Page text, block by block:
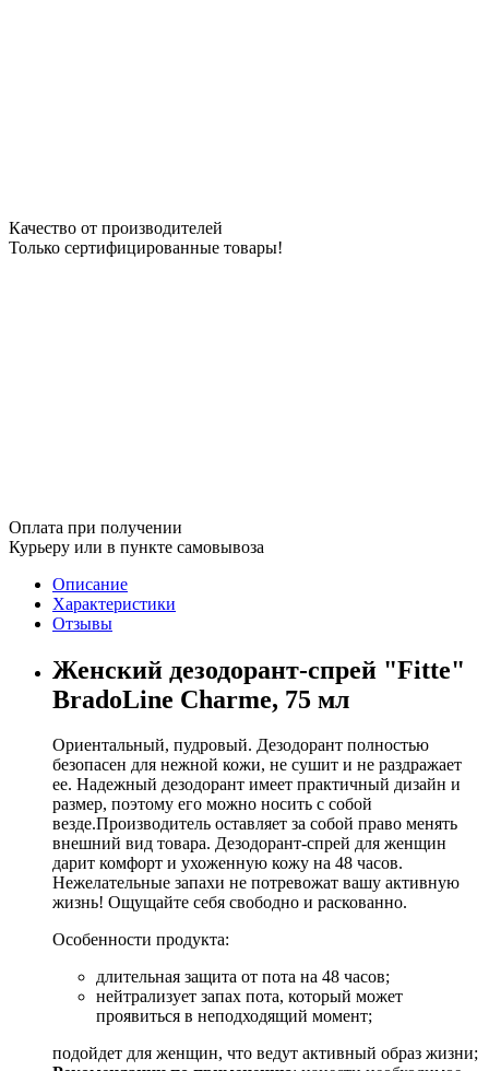
Качество от производителей
Только сертифицированные товары!
Оплата при получении
Курьеру или в пункте самовывоза
Описание
Характеристики
Отзывы
Женский дезодорант-спрей "Fitte"
BradoLine Charme, 75 мл
Ориентальный, пудровый. Дезодорант полностью
безопасен для нежной кожи, не сушит и не раздражает
ее. Надежный дезодорант имеет практичный дизайн и
размер, поэтому его можно носить с собой
везде.Производитель оставляет за собой право менять
внешний вид товара. Дезодорант-спрей для женщин
дарит комфорт и ухоженную кожу на 48 часов.
Нежелательные запахи не потревожат вашу активную
жизнь! Ощущайте себя свободно и раскованно.
Особенности продукта:
длительная защита от пота на 48 часов;
нейтрализует запах пота, который может
проявиться в неподходящий момент;
подойдет для женщин, что ведут активный образ жизни;